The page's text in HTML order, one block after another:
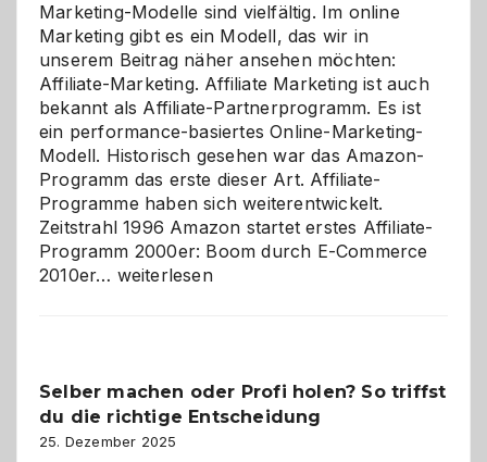
Marketing-Modelle sind vielfältig. Im online
Marketing gibt es ein Modell, das wir in
unserem Beitrag näher ansehen möchten:
Affiliate-Marketing. Affiliate Marketing ist auch
bekannt als Affiliate-Partnerprogramm. Es ist
ein performance-basiertes Online-Marketing-
Modell. Historisch gesehen war das Amazon-
Programm das erste dieser Art. Affiliate-
Programme haben sich weiterentwickelt.
Zeitstrahl 1996 Amazon startet erstes Affiliate-
Programm 2000er: Boom durch E-Commerce
2010er… Affiliate-
Herausforderungen
und
Zukunft
weiterlesen
Selber machen oder Profi holen? So triffst
du die richtige Entscheidung
25. Dezember 2025